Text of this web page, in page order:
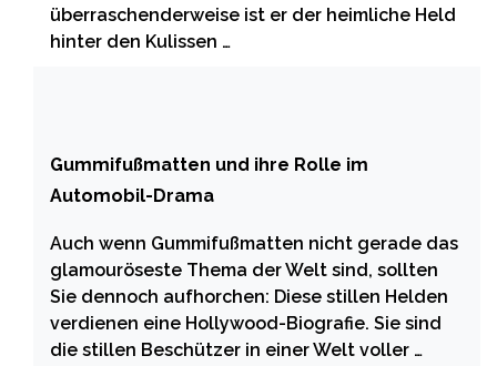
überraschenderweise ist er der heimliche Held
hinter den Kulissen …
Gummifußmatten und ihre Rolle im
Automobil-Drama
Auch wenn Gummifußmatten nicht gerade das
glamouröseste Thema der Welt sind, sollten
Sie dennoch aufhorchen: Diese stillen Helden
verdienen eine Hollywood-Biografie. Sie sind
die stillen Beschützer in einer Welt voller …